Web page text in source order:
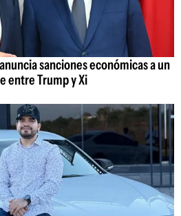
sanciones económicas a un
entre Trump y Xi